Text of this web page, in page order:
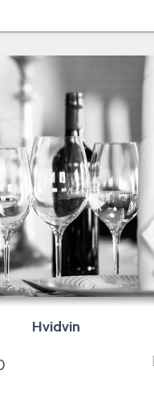
Hvidvin